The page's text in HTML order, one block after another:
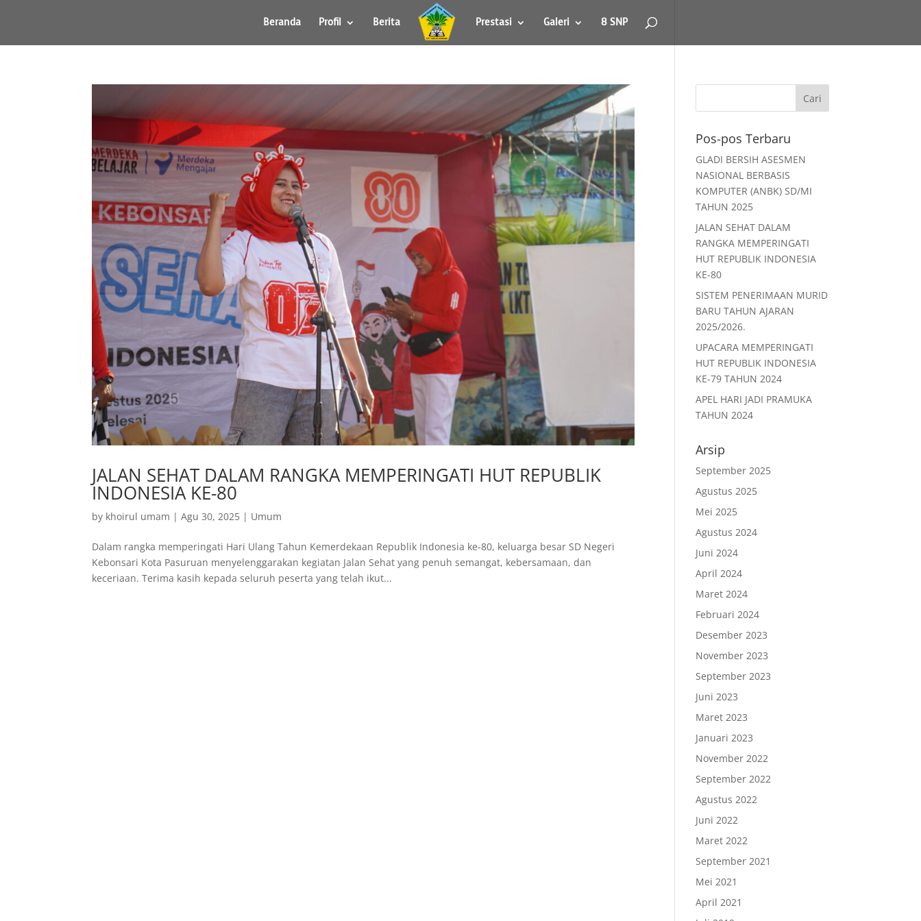
Beranda Profil Berita Prestasi Galeri 8 SNP
JALAN SEHAT DALAM RANGKA MEMPERINGATI HUT REPUBLIK
INDONESIA KE-80
by khoirul umam |Agu 30, 2025 | Umum
Dalam rangka memperingati Hari Ulang Tahun Kemerdekaan Republik Indonesia ke-80, keluarga besar SD Negeri
Kebonsari Kota Pasuruan menyelenggarakan kegiatan Jalan Sehat yang penuh semangat, kebersamaan, dan
keceriaan. Terima kasih kepada seluruh peserta yang telah ikut...
Pos-pos Terbaru
GLADI BERSIH ASESMEN
NASIONAL BERBASIS
KOMPUTER (ANBK) SD/MI
TAHUN 2025
JALAN SEHAT DALAM
RANGKA MEMPERINGATI
HUT REPUBLIK INDONESIA
KE-80
SISTEM PENERIMAAN MURID
BARU TAHUN AJARAN
2025/2026.
UPACARA MEMPERINGATI
HUT REPUBLIK INDONESIA
KE-79 TAHUN 2024
APEL HARI JADI PRAMUKA
TAHUN 2024
Arsip
September 2025
Agustus 2025
Mei 2025
Agustus 2024
Juni 2024
April 2024
Maret 2024
Februari 2024
Desember 2023
November 2023
September 2023
Juni 2023
Maret 2023
Januari 2023
November 2022
September 2022
Agustus 2022
Juni 2022
Maret 2022
September 2021
Mei 2021
April 2021